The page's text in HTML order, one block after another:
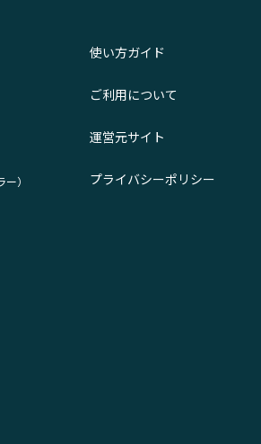
）
使い方ガイド
ご利用について
運営元サイト
プライバシーポリシー